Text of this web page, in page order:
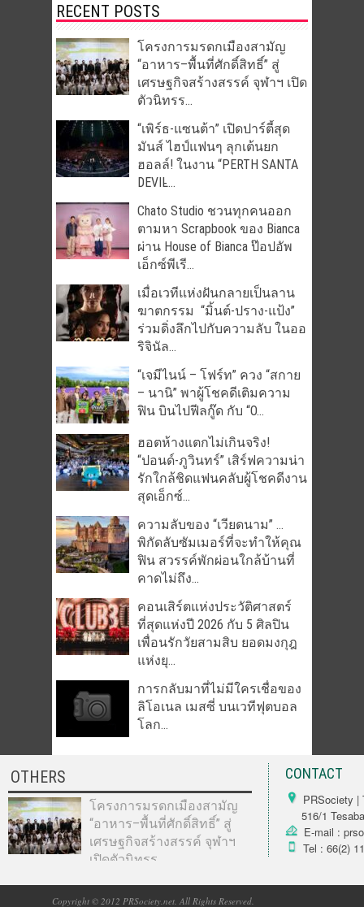
RECENT POSTS
โครงการมรดกเมืองสามัญ
“อาหาร–พื้นที่ศักดิ์สิทธิ์” สู่
เศรษฐกิจสร้างสรรค์ จุฬาฯ เปิด
ตัวนิทรร...
“เพิร์ธ-แซนต้า” เปิดปาร์ตี้สุด
มันส์ ไฮป์แฟนๆ ลุกเต้นยก
ฮอลล์! ในงาน “PERTH SANTA
DEVIL̵...
Chato Studio ชวนทุกคนออก
ตามหา Scrapbook ของ Bianca
ผ่าน House of Bianca ป๊อปอัพ
เอ็กซ์พีเรี...
เมื่อเวทีแห่งฝันกลายเป็นลาน
ฆาตกรรม “มิ้นต์-ปราง-แป้ง”
ร่วมดิ่งลึกไปกับความลับ ในออ
ริจินัล...
“เจมีไนน์ – โฟร์ท” ควง “สกาย
– นานิ” พาผู้โชคดีเติมความ
ฟิน บินไปฟีลกู๊ด กับ “O...
ฮอตห้างแตกไม่เกินจริง!
“ปอนด์-ภูวินทร์” เสิร์ฟความน่า
รักใกล้ชิดแฟนคลับผู้โชคดีงาน
สุดเอ็กซ์...
ความลับของ “เวียดนาม” …
พิกัดลับซัมเมอร์ที่จะทำให้คุณ
ฟิน สวรรค์พักผ่อนใกล้บ้านที่
คาดไม่ถึง...
คอนเสิร์ตแห่งประวัติศาสตร์
ที่สุดแห่งปี 2026 กับ 5 ศิลปิน
เพื่อนรักวัยสามสิบ ยอดมงกุฎ
แห่งยุ...
การกลับมาที่ไม่มีใครเชื่อของ
ลิโอเนล เมสซี่ บนเวทีฟุตบอล
โลก...
OTHERS
โครงการมรดกเมืองสามัญ
“อาหาร–พื้นที่ศักดิ์สิทธิ์” สู่
เศรษฐกิจสร้างสรรค์ จุฬาฯ
เปิดตัวนิทรร...
CONTACT
PRSociety |
516/1
E-mail :
Tel : 66(2)
Copyright © 2012 PRSociety.net. All Rights Reserved.